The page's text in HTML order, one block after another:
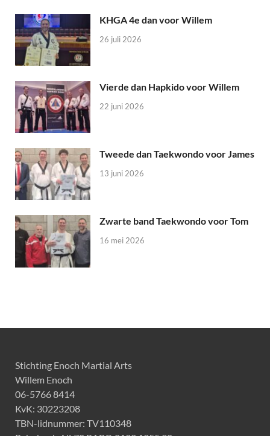
KHGA 4e dan voor Willem
26 juli 2026
Vierde dan Hapkido voor Willem
22 juni 2026
Tweede dan Taekwondo voor James
13 juni 2026
Zwarte band Taekwondo voor Tom
16 mei 2026
Stichting Enoch Martial Arts
Willem Enoch
06-5766 8414
KvK: 30223208
TBN-lidnummer: TV110348